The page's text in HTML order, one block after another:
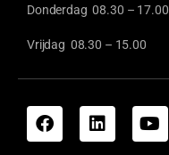
Donderdag 08.30 – 17.00
Vrijdag 08.30 – 15.00